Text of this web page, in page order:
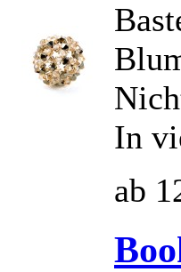
In
ab